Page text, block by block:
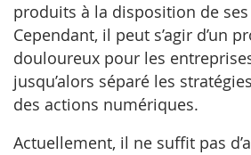
produits à la disposition de
Cependant, il peut s’agir d’un
douloureux pour les
jusqu’alors séparé les
des actions numériques.
Actuellement, il ne suffit pas